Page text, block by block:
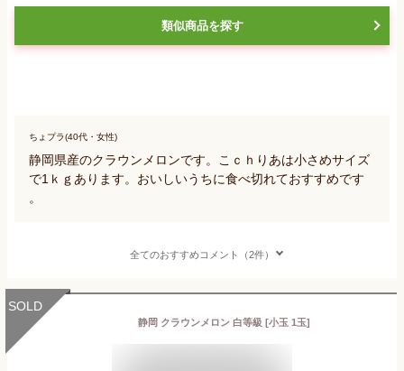
類似商品を探す
ちょプラ(40代・女性)
静岡県産のクラウンメロンです。こｃｈりあは小さめサイズ
で1ｋｇあります。おいしいうちに食べ切れておすすめです
。
全てのおすすめコメント（2件）
SOLD
静岡 クラウンメロン 白等級 [小玉 1玉]